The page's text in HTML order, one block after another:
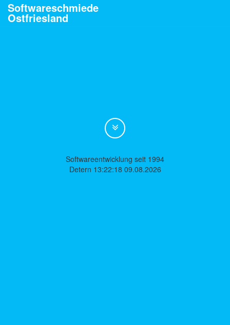
Softwareschmiede
Ostfriesland
Softwareentwicklung seit 1994
Detern 13:22:18 09.08.2026